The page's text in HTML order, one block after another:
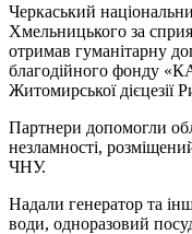
Черкаський
Хмельницького за
отримав гуманітарну
благодійного фонду
Житомирської дієцезії
Партнери допомогли
незламності,
ЧНУ.
Надали генератор та
води, одноразовий